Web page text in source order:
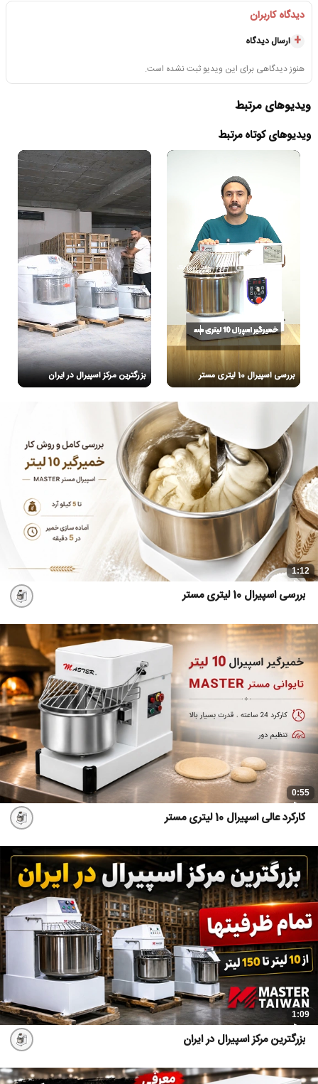
دیدگاه کاربران
ارسال دیدگاه
هنوز دیدگاهی برای این ویدیو ثبت نشده است.
ویدیوهای مرتبط
ویدیوهای کوتاه مرتبط
بررسی اسپیرال 10 لیتری مستر بزرگترین مرکز اسپیرال در ایران
1:12
بررسی اسپیرال 10 لیتری مستر
0:55
کارکرد عالی اسپیرال 10 لیتری مستر
1:09
بزرگترین مرکز اسپیرال در ایران